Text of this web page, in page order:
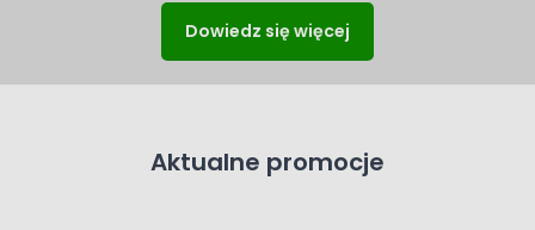
Dowiedz się więcej
Aktualne promocje